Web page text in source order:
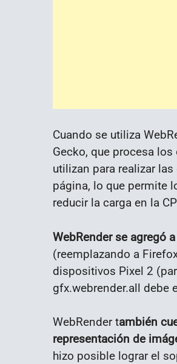
Cuando se utiliza
Gecko, que procesa
utilizan para realizar
página, lo que permite
reducir la carga en la
WebRender se agregó
(reemplazando a
dispositivos Pixel 2
gfx.webrender.all debe
WebRender también
representación de
hizo posible lograr el